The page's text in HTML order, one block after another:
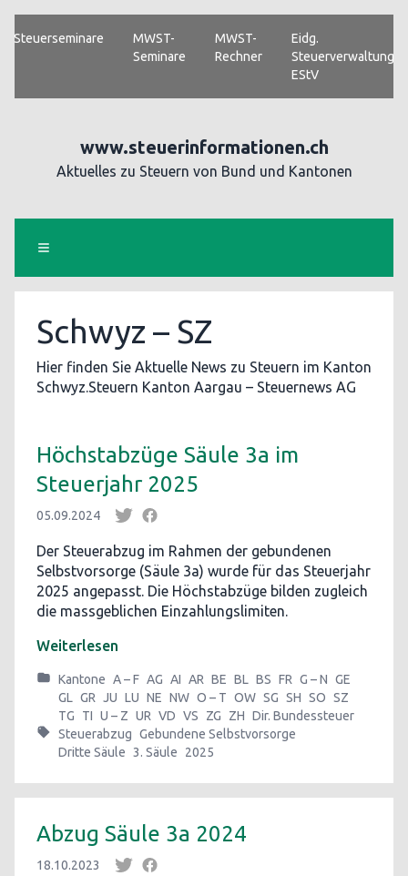
Steuerseminare
MWST-
Seminare
MWST-
Rechner
Eidg.
Steuerverwaltung
EStV
www.steuerinformationen.ch
Aktuelles zu Steuern von Bund und Kantonen
Schwyz – SZ
Hier finden Sie Aktuelle News zu Steuern im Kanton
Schwyz.Steuern Kanton Aargau – Steuernews AG
Höchstabzüge Säule 3a im
Steuerjahr 2025
05.09.2024
Der Steuerabzug im Rahmen der gebundenen
Selbstvorsorge (Säule 3a) wurde für das Steuerjahr
2025 angepasst. Die Höchstabzüge bilden zugleich
die massgeblichen Einzahlungslimiten.
Weiterlesen
Kantone A – F AG AI AR BE BL BS FR G – N GE
GL GR JU LU NE NW O – T OW SG SH SO SZ
TG
TI U – Z UR VD VS ZG ZH Dir. Bundessteuer
Steuerabzug Gebundene Selbstvorsorge
Dritte Säule 3. Säule 2025
Abzug Säule 3a 2024
18.10.2023